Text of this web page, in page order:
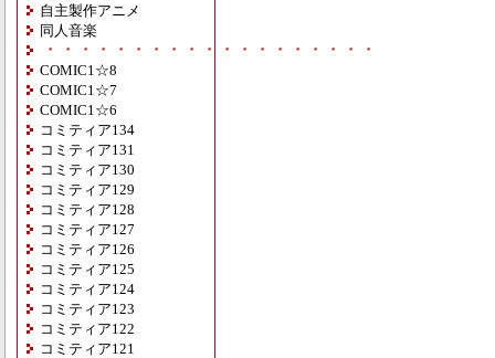
自主製作アニメ
同人音楽
・・・・・・・・・・・・・・・・・・・
COMIC1☆8
COMIC1☆7
COMIC1☆6
コミティア134
コミティア131
コミティア130
コミティア129
コミティア128
コミティア127
コミティア126
コミティア125
コミティア124
コミティア123
コミティア122
コミティア121